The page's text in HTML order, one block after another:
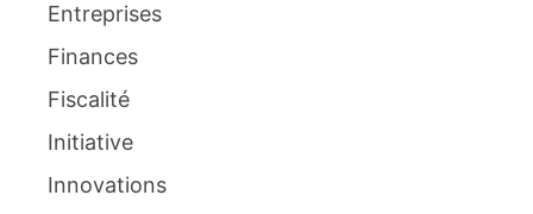
Entreprises
Finances
Fiscalité
Initiative
Innovations